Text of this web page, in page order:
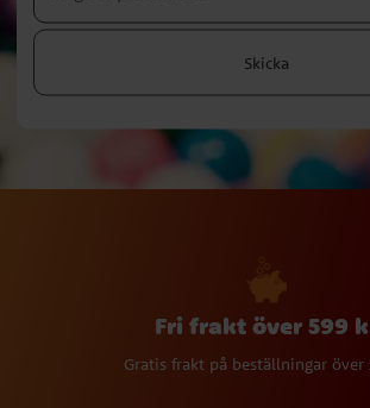
Skicka
Fri frakt över 599
Gratis frakt på beställningar över